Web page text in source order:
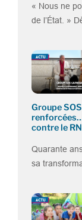
« Nous ne
de l’État. »
Groupe
contre le RN
Quarante
sa